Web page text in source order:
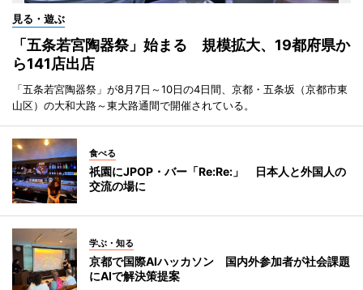
見る・遊ぶ
「五条若宮陶器祭」始まる 規模拡大、19都府県か
ら141店出店
「五条若宮陶器祭」が8月7日～10日の4日間、京都・五条坂（京都市東
山区）の大和大路～東大路通間で開催されている。
食べる
祇園にJPOP・バー「Re:Re:」 日本人と外国人の
交流の場に
学ぶ・知る
京都で国際AIハッカソン 国内外参加者が社会課題
にAIで解決策提案